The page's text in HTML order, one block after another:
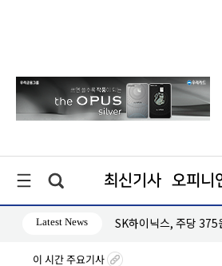
최신기사 오피니
Latest News
응 '미온적' SK하이닉스, 주당
이 시간 주요기사